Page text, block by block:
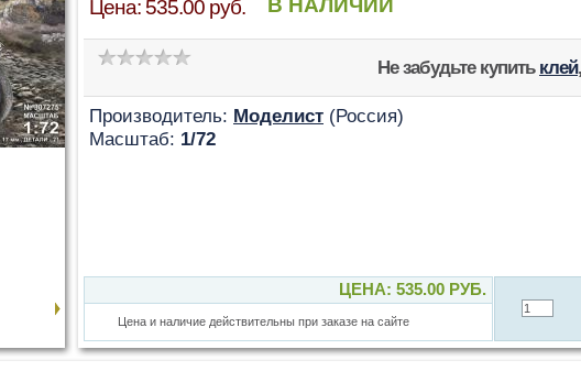
Цена: 535.00 руб. В НАЛИЧИИ
Не забудьте купить клей,
Производитель: Моделист (Россия)
Масштаб: 1/72
ЦЕНА: 535.00 РУБ.
Цена и наличие действительны при заказе на сайте